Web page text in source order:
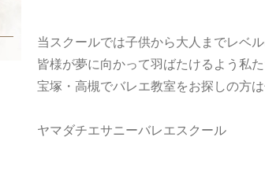
当スクールでは子供から大人までレベ
皆様が夢に向かって羽ばたけるよう私
宝塚・高槻でバレエ教室をお探しの方
ヤマダチエサニーバレエスクール